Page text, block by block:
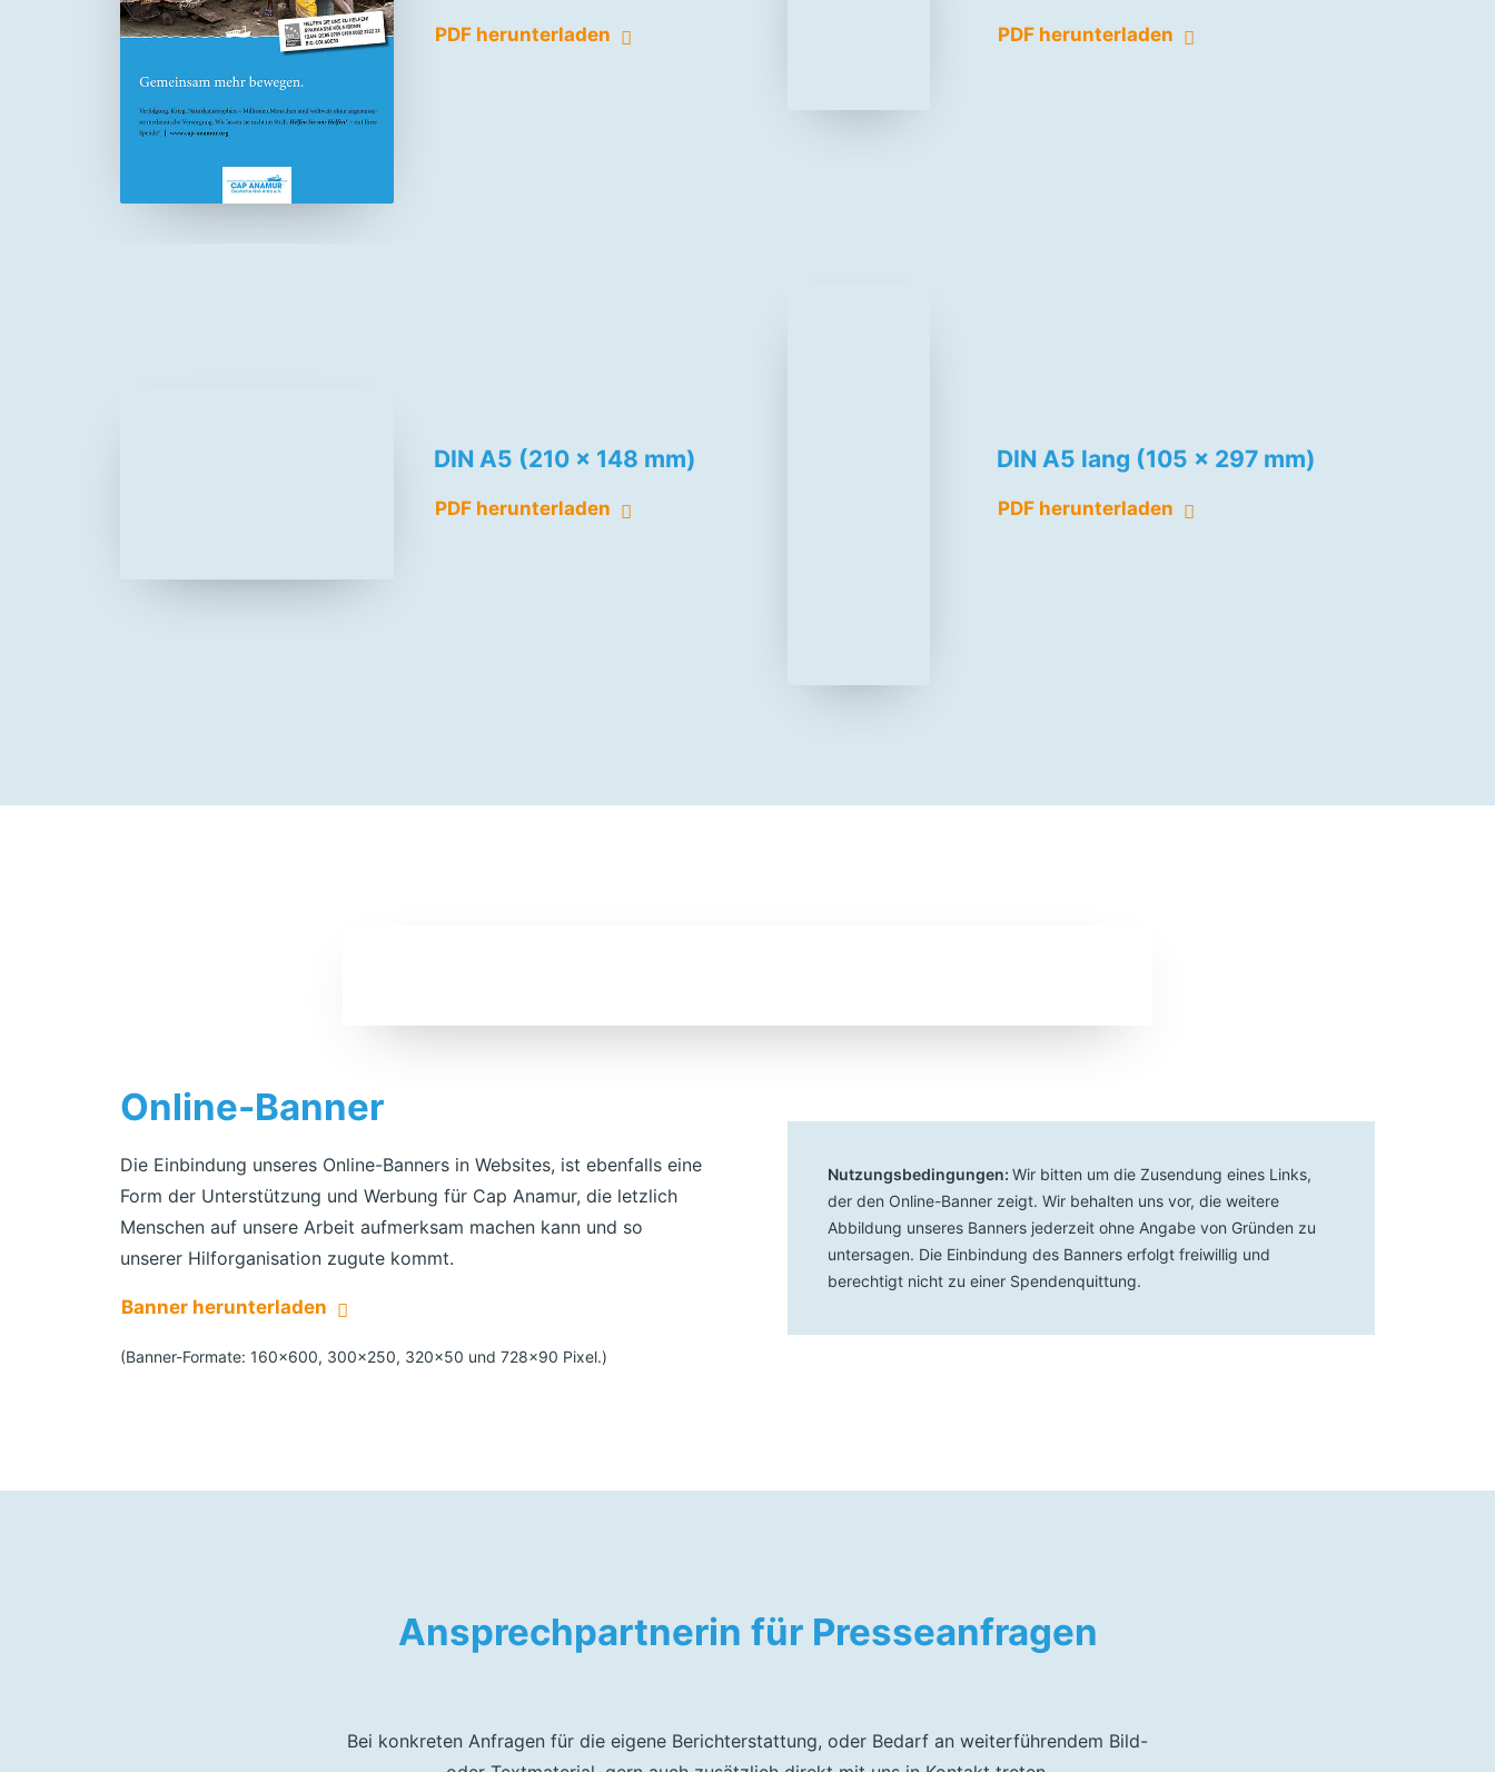
PDF herunterladen PDF herunterladen
DIN A5 (210 x 148 mm)
PDF herunterladen
DIN A5 lang (105 x 297 mm)
PDF herunterladen
Online-Banner
Die Einbindung unseres Online-Banners in Websites, ist ebenfalls eine
Form der Unterstützung und Werbung für Cap Anamur, die letzlich
Menschen auf unsere Arbeit aufmerksam machen kann und so
unserer Hilforganisation zugute kommt.
Banner herunterladen
(Banner-Formate: 160×600, 300×250, 320×50 und 728×90 Pixel.)
Nutzungsbedingungen: Wir bitten um die Zusendung eines Links,
der den Online-Banner zeigt. Wir behalten uns vor, die weitere
Abbildung unseres Banners jederzeit ohne Angabe von Gründen zu
untersagen. Die Einbindung des Banners erfolgt freiwillig und
berechtigt nicht zu einer Spendenquittung.
Ansprechpartnerin für Presseanfragen
Bei konkreten Anfragen für die eigene Berichterstattung, oder Bedarf an weiterführendem Bild-